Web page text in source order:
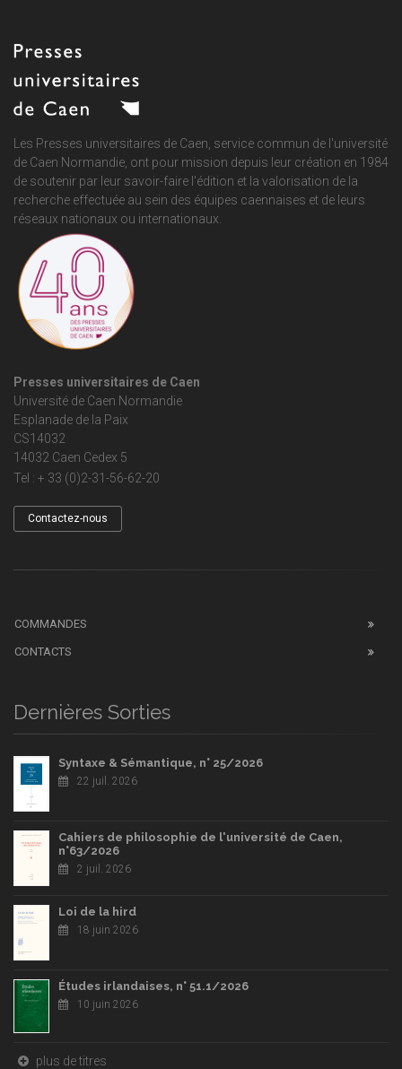
Les Presses universitaires de Caen, service commun de l'université
de Caen Normandie , ont pour mission depuis leur création en 1984
de soutenir par leur savoir-faire l'édition et la valorisation de la
recherche effectuée au sein des équipes caennaises et de leurs
réseaux nationaux ou internationaux.
Presses universitaires de Caen
Université de Caen Normandie
Esplanade de la Paix
CS14032
14032 Caen Cedex 5
Tel : + 33 (0)2-31-56-62-20
Contactez-nous
COMMANDES
CONTACTS
Dernières Sorties
Syntaxe & Sémantique, n° 25/2026
22 juil. 2026
Cahiers de philosophie de l'université de Caen,
n°63/2026
2 juil. 2026
Loi de la hird
18 juin 2026
Études irlandaises, n° 51.1/2026
10 juin 2026
plus de titres